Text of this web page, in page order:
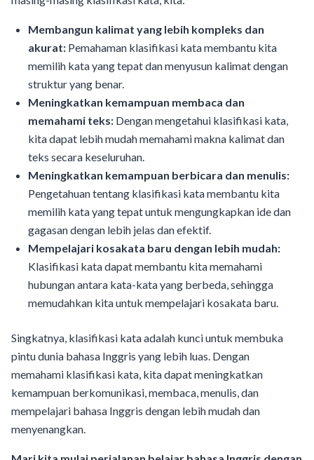
Membangun kalimat yang lebih kompleks dan
akurat: Pemahaman klasifikasi kata membantu kita
memilih kata yang tepat dan menyusun kalimat dengan
struktur yang benar.
Meningkatkan kemampuan membaca dan
memahami teks: Dengan mengetahui klasifikasi kata,
kita dapat lebih mudah memahami makna kalimat dan
teks secara keseluruhan.
Meningkatkan kemampuan berbicara dan menulis:
Pengetahuan tentang klasifikasi kata membantu kita
memilih kata yang tepat untuk mengungkapkan ide dan
gagasan dengan lebih jelas dan efektif.
Mempelajari kosakata baru dengan lebih mudah:
Klasifikasi kata dapat membantu kita memahami
hubungan antara kata-kata yang berbeda, sehingga
memudahkan kita untuk mempelajari kosakata baru.
Singkatnya, klasifikasi kata adalah kunci untuk membuka
pintu dunia bahasa Inggris yang lebih luas. Dengan
memahami klasifikasi kata, kita dapat meningkatkan
kemampuan berkomunikasi, membaca, menulis, dan
mempelajari bahasa Inggris dengan lebih mudah dan
menyenangkan.